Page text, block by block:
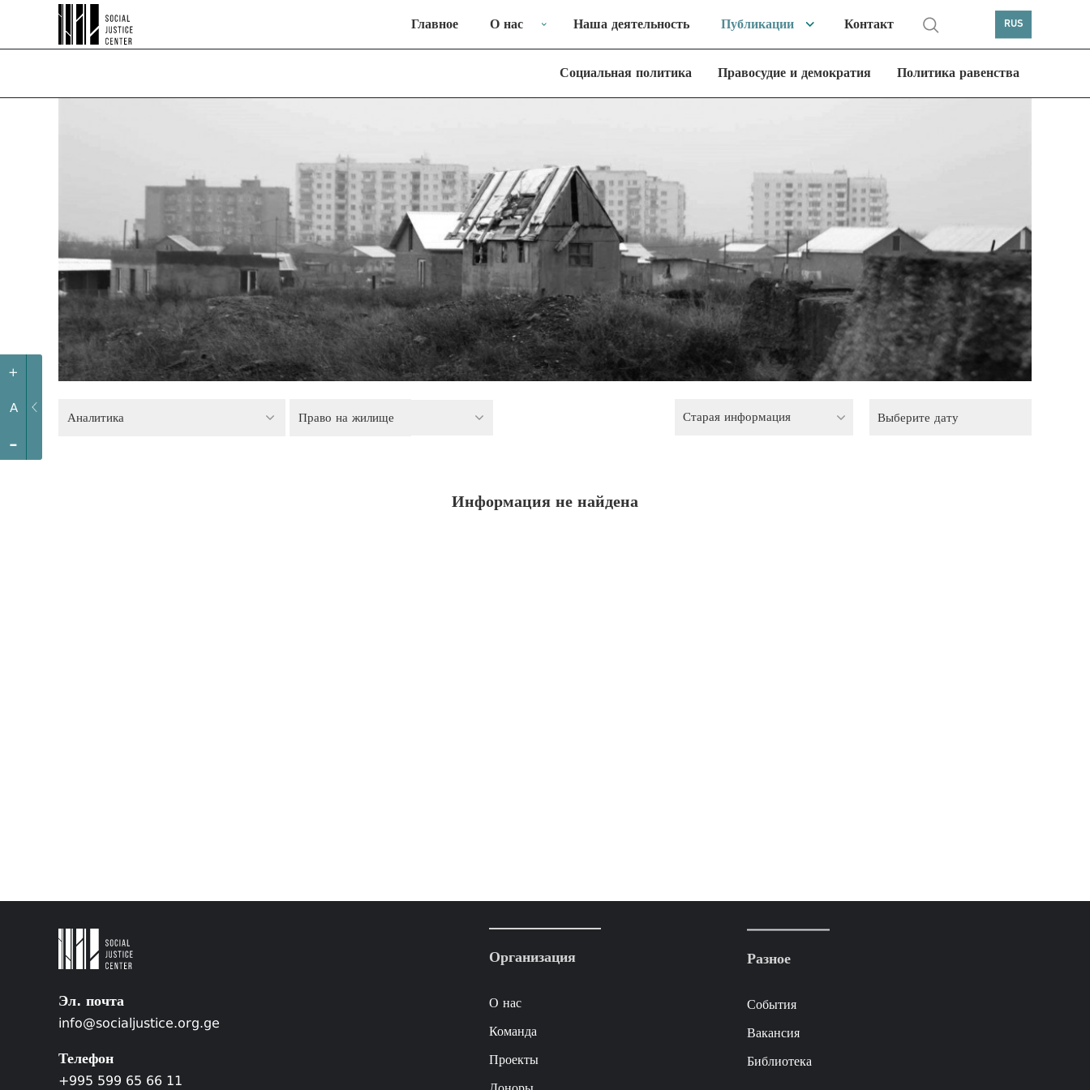
+
A
-
Главное О нас Наша деятельность Публикации Контакт RUS
Социальная политика Правосудие и демократия Политика равенства
Аналитика Право на жилище Старая информация
Информация не найдена
Эл. почта
info@socialjustice.org.ge
Телефон
+995 599 65 66 11
Организация
О нас
Команда
Проекты
Разное
События
Вакансия
Библиотека